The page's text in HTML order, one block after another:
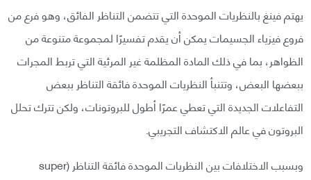
يهتم فينغ بالنظريات الموحدة التي تتضمن التناظر الفائق، وهو فرع من
فروع فيزياء الجسيمات يمكن أن يقدم تفسيرًا لمجموعة متنوعة من
الظواهر، بما في ذلك المادة المظلمة غير المرئية التي تربط المجرات
ببعضها البعض، وتتنبأ النظريات الموحدة فائقة التناظر ببعض
التفاعلات الجديدة التي تعطي عمرًا أطول للبروتونات، ولكن تترك تحلل
البروتون في عالم الاكتشاف التجريبي.
وبسبب الاختلافات بين النظريات الموحدة فائقة التناظر (super